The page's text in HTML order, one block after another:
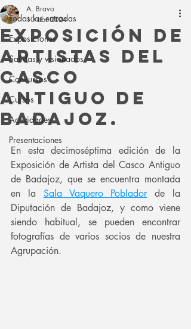
Todas las entradas
Exposiciones
Salidas y visionados
Concursos
Cursos
Actividades
Presentaciones
EXPOSICIÓN DE
ARTISTAS DEL
CASCO
ANTIGUO DE
BADAJOz.
A. Bravo
10 abr 2024
En esta decimoséptima edición de la
Exposición de Artista del Casco Antiguo
de Badajoz, que se encuentra montada
en la Sala Vaquero Poblador de la
Diputación de Badajoz, y como viene
siendo habitual, se pueden encontrar
fotografías de varios socios de nuestra
Agrupación.